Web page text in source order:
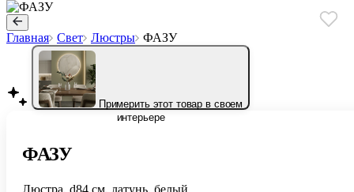
Главная Свет Люстры ФАЗУ
Примерить этот товар в своем
интерьере
ФАЗУ
Люстра, d84 см, латунь, белый